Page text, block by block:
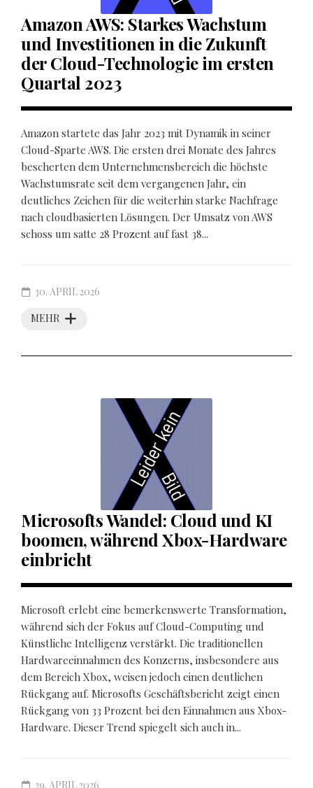
Amazon AWS: Starkes Wachstum
und Investitionen in die Zukunft
der Cloud-Technologie im ersten
Quartal 2023
Amazon startete das Jahr 2023 mit Dynamik in seiner
Cloud-Sparte AWS. Die ersten drei Monate des Jahres
bescherten dem Unternehmensbereich die höchste
Wachstumsrate seit dem vergangenen Jahr, ein
deutliches Zeichen für die weiterhin starke Nachfrage
nach cloudbasierten Lösungen. Der Umsatz von AWS
schoss um satte 28 Prozent auf fast 38...
MEHR
30. APRIL 2026
Microsofts Wandel: Cloud und KI
boomen, während Xbox-Hardware
einbricht
Microsoft erlebt eine bemerkenswerte Transformation,
während sich der Fokus auf Cloud-Computing und
Künstliche Intelligenz verstärkt. Die traditionellen
Hardwareeinnahmen des Konzerns, insbesondere aus
dem Bereich Xbox, weisen jedoch einen deutlichen
Rückgang auf. Microsofts Geschäftsbericht zeigt einen
Rückgang von 33 Prozent bei den Einnahmen aus Xbox-
Hardware. Dieser Trend spiegelt sich auch in...
29. APRIL 2026